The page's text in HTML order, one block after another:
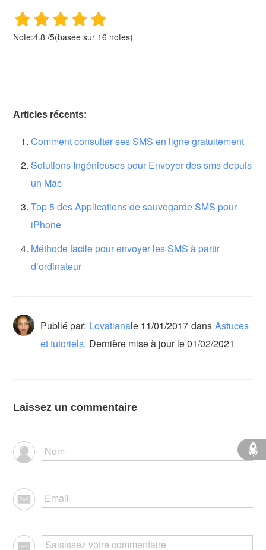
Note:4.8 /5(basée sur 16 notes)
Articles récents:
Comment consulter ses SMS en ligne gratuitement
Solutions Ingénieuses pour Envoyer des sms depuis
un Mac
Top 5 des Applications de sauvegarde SMS pour
iPhone
Méthode facile pour envoyer les SMS à partir
d’ordinateur
Publié par: Lovatianale 11/01/2017 dans Astuces
et tutoriels. Dernière mise à jour le 01/02/2021
Laissez un commentaire